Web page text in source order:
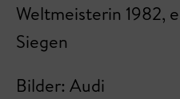
Weltmeisterin 1982,
Siegen
Bilder: Audi